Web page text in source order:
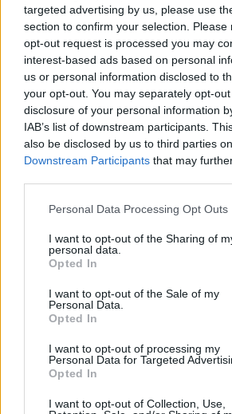
targeted advertising by us, please use
section to confirm your selection.
opt-out request is processed you may
interest-based ads based on personal
us or personal information disclosed to
your opt-out. You may separately opt-
disclosure of your personal information
IAB’s list of downstream participants.
also be disclosed by us to third parties
Downstream Participants that may
Please note that this website/app uses
not limited to your visit or usage
grant or deny consent to Google and its
use your data for below specified
consent section.
Personal Data Processing Opt Outs
I want to opt-out of the Sharing of
personal data.
Opted In
I want to opt-out of the Sale of my
Personal Data.
Opted In
I want to opt-out of processing my
Personal Data for Targeted
Opted In
I want to opt-out of Collection, Use,
Υπολογίστε το μισθό της μαμάς
Ακολουθήστε το στο Google
πρώτοι όλες τις ειδήσεις
Δείτε όλες τις τελευταίεςΕιδήσειςαπό την
στο